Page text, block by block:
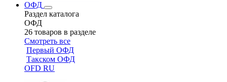
ОФД
Раздел каталога
ОФД
26 товаров в разделе
Смотреть все
Первый ОФД
Такском ОФД
OFD RU